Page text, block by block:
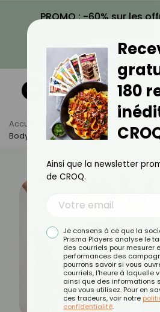
PROMO : -60% sur les
VOIR LA
Accueil Actus
Sport
Body Positive : Comment Apprendre À
180
Ainsi que la newsletter
de CROQ.
Je consens à ce que la
Prisma Players analyse le
des courriels pour mesurer
performances des
pourrons savoir si vous
courriels, l'heure à laquelle
ainsi que des informations
que vous utilisez. Pour en
ces traceurs, voir notre
confidentialité.